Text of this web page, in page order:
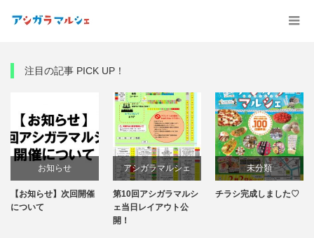
注目の記事 PICK UP！
お知らせ
【お知らせ】次回開催
について
アシガラマルシェ
第10回アシガラマルシ
第10回アシガラマルシ
ェ当日レイアウト公
開！
未分類
チラシ完成しました♡